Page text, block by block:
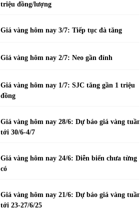
triệu đồng/lượng
Giá vàng hôm nay 3/7: Tiếp tục đà tăng
Giá vàng hôm nay 2/7: Neo gần đỉnh
Giá vàng hôm nay 1/7: SJC tăng gần 1 triệu
đồng
Giá vàng hôm nay 28/6: Dự báo giá vàng tuần
tới 30/6-4/7
Giá vàng hôm nay 24/6: Diễn biến chưa từng
có
Giá vàng hôm nay 21/6: Dự báo giá vàng tuần
tới 23-27/6/25